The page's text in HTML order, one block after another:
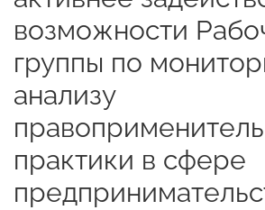
возможности
группы по
анализу
практики в сфере